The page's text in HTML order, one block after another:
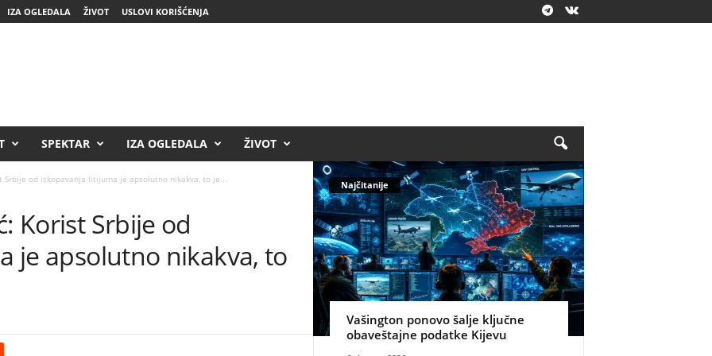
IZA OGLEDALA ŽIVOT USLOVI KORIŠĆENJA
SPEKTAR IZA OGLEDALA ŽIVOT
Srbije od iskopavanja litijuma je apsolutno nikakva, to je...
Korist Srbije od
je apsolutno nikakva, to
Najčitanije
Vašington ponovo šalje ključne
obaveštajne podatke Kijevu